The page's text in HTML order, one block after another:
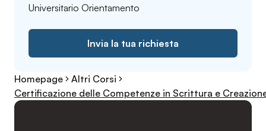
Universitario Orientamento
Invia la tua richiesta
Homepage
Altri Corsi
Certificazione delle Competenze in Scrittura e